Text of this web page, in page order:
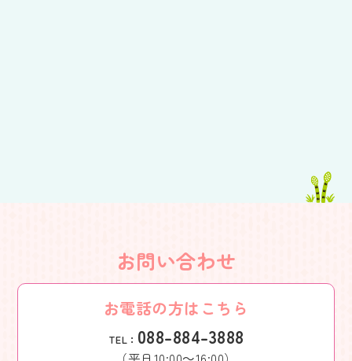
お問い合わせ
お電話の方はこちら
TEL： 088-884-3888